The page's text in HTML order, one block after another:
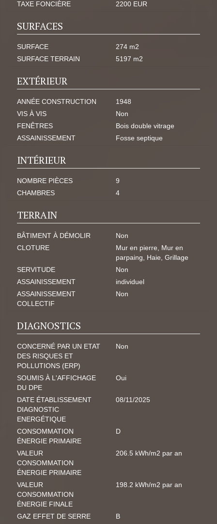
TAXE FONCIÈRE 2200 EUR
SURFACES
SURFACE
274 m2
SURFACE TERRAIN
5197 m2
EXTÉRIEUR
ANNÉE CONSTRUCTION
1948
VIS À VIS
Non
FENÊTRES
Bois double vitrage
ASSAINISSEMENT
Fosse septique
INTÉRIEUR
NOMBRE PIÈCES
9
CHAMBRES
4
TERRAIN
BÂTIMENT À DÉMOLIR
Non
CLOTURE
Mur en pierre, Mur en
parpaing, Haie, Grillage
SERVITUDE
Non
ASSAINISSEMENT
individuel
ASSAINISSEMENT
COLLECTIF
Non
DIAGNOSTICS
CONCERNÉ PAR UN ETAT
DES RISQUES ET
POLLUTIONS (ERP)
Non
SOUMIS À L'AFFICHAGE
DU DPE
Oui
DATE ÉTABLISSEMENT
DIAGNOSTIC
ENERGÉTIQUE
08/11/2025
CONSOMMATION
ÉNERGIE PRIMAIRE
D
VALEUR
CONSOMMATION
ÉNERGIE PRIMAIRE
206.5 kWh/m2 par an
VALEUR
CONSOMMATION
ÉNERGIE FINALE
198.2 kWh/m2 par an
GAZ EFFET DE SERRE
B